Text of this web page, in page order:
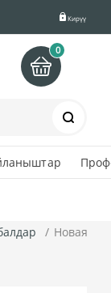
Кирүү
0
Новая